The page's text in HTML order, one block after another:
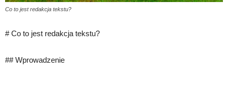
Co to jest redakcja tekstu?
# Co to jest redakcja tekstu?
## Wprowadzenie